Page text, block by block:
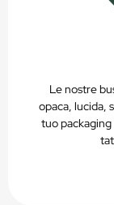
Le nostre
opaca, lucida,
tuo packaging